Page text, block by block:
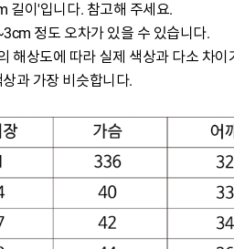
길이'입니다. 참고해 주세요.
정도 오차가 있을 수 있습니다.
해상도에 따라 실제 색상과 다소 차이
과 가장 비슷합니다.